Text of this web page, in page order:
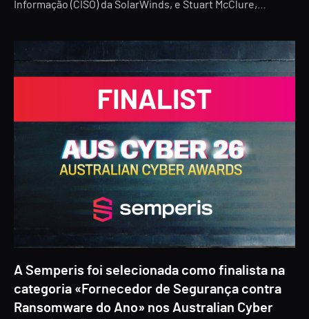
Informação (CISO) da SolarWinds, e Stuart McClure,…
A Semperis foi selecionada como finalista na
categoria «Fornecedor de Segurança contra
Ransomware do Ano» nos Australian Cyber